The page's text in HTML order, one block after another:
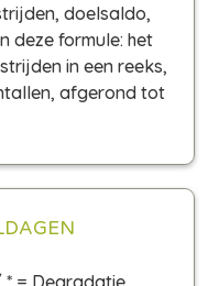
doelsaldo,
deze formule: het
in een reeks,
afgerond tot